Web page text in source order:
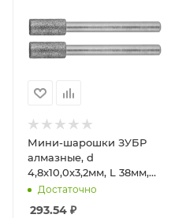
Мини-шарошки ЗУБР
алмазные, d
4,8x10,0х3,2мм, L 38мм,
2штДостаточно
293.54 ₽